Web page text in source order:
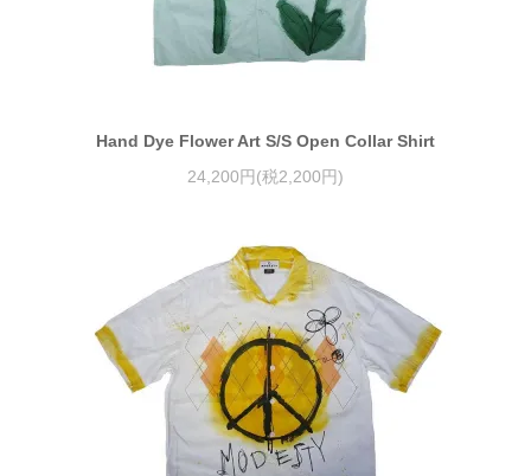
Hand Dye Flower Art S/S Open Collar Shirt
24,200円(税2,200円)